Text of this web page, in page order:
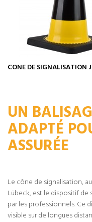
CONE DE SIGNALISATION
UN
ADAPTÉ
ASSURÉE
Le cône de signalisation,
Lübeck, est le dispositif de
par les professionnels. Ce
visible sur de longues